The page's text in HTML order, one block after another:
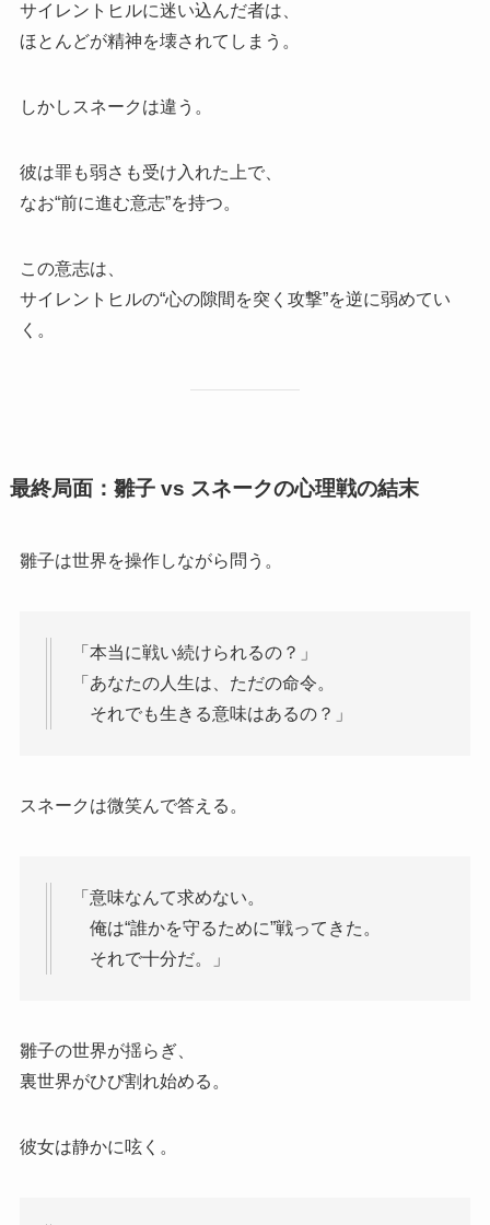
サイレントヒルに迷い込んだ者は、
ほとんどが精神を壊されてしまう。
しかしスネークは違う。
彼は罪も弱さも受け入れた上で、
なお“前に進む意志”を持つ。
この意志は、
サイレントヒルの“心の隙間を突く攻撃”を逆に弱めてい
く。
最終局面：雛子 vs スネークの心理戦の結末
雛子は世界を操作しながら問う。
「本当に戦い続けられるの？」
「あなたの人生は、ただの命令。
それでも生きる意味はあるの？」
スネークは微笑んで答える。
「意味なんて求めない。
俺は“誰かを守るために”戦ってきた。
それで十分だ。」
雛子の世界が揺らぎ、
裏世界がひび割れ始める。
彼女は静かに呟く。